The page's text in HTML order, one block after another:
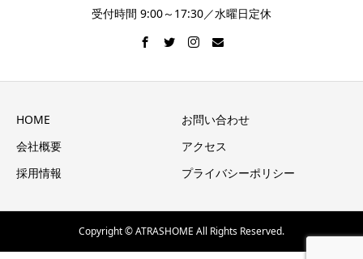
受付時間 9:00～17:30／水曜日定休
HOME
お問い合わせ
会社概要
アクセス
採用情報
プライバシーポリシー
Copyright © ATRASHOME All Rights Reserved.